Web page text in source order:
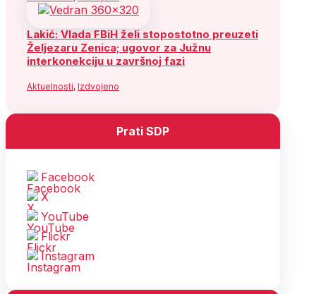
Lakić: Vlada FBiH želi stopostotno preuzeti
Željezaru Zenica; ugovor za Južnu
interkonekciju u završnoj fazi
Aktuelnosti, Izdvojeno
Prati SDP
Facebook
X
YouTube
Flickr
Instagram